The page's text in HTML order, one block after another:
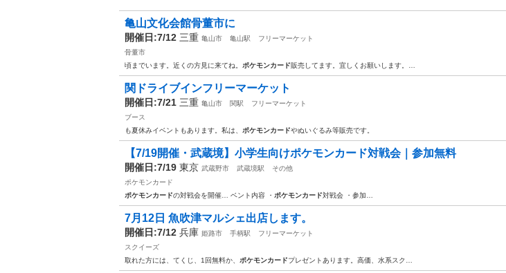
亀山文化会館骨董市に
開催日:7/12 三重 亀山市 亀山駅
フリーマーケット
骨董市
頃までいます。近くの方見に来てね。 ポケモンカード販売してます。宜しくお願いします。…
関ドライブインフリーマーケット
開催日:7/21 三重 亀山市 関駅
フリーマーケット
ブース
も夏休みイベントもあります。私は、 ポケモンカードやぬいぐるみ等販売です。
【7/19開催・武蔵境】小学生向けポケモンカード対戦会｜参加無料
開催日:7/19 東京 武蔵野市 武蔵境駅
その他
ポケモンカード
ポケモンカードの対戦会を開催… ベント内容 ・ ポケモンカード対戦会 ・参加…
7月12日 魚吹津マルシェ出店します。
開催日:7/12 兵庫 姫路市 手柄駅
フリーマーケット
スクイーズ
取れた方には、てくじ、1回無料か、 ポケモンカードプレゼントあります。高価、水系スク…